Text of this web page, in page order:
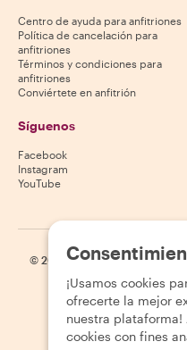
Centro de ayuda para anfitriones
Política de cancelación para
anfitriones
Términos y condiciones para
anfitriones
Conviértete en anfitrión
Síguenos
Facebook
Instagram
YouTube
© 2026 Withlocals.com |
¡Usamos cookies
ofrecerte la mejor
nuestra plataforma!
cookies con fines